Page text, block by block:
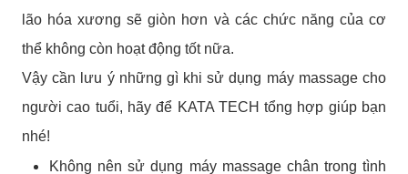
lão hóa xương sẽ giòn hơn và các chức năng của cơ
thể không còn hoạt động tốt nữa.
Vậy cần lưu ý những gì khi sử dụng máy massage cho
người cao tuổi, hãy để KATA TECH tổng hợp giúp bạn
nhé!
Không nên sử dụng máy massage chân trong tình